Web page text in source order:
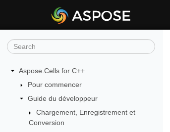
Aspose.Cells for C++
Pour commencer
Guide du développeur
Chargement, Enregistrement et
Conversion